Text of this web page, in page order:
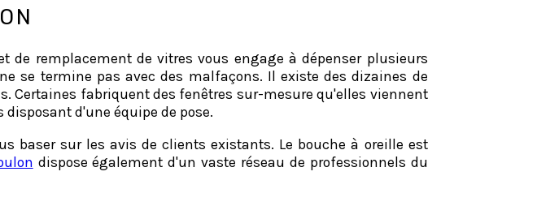
de remplacement de vitres vous engage à dépenser plusieurs
se termine pas avec des malfaçons. Il existe des dizaines de
Certaines fabriquent des fenêtres sur-mesure qu'elles viennent
d'une équipe de pose.
baser sur les avis de clients existants. Le bouche à oreille est
dispose également d'un vaste réseau de professionnels du